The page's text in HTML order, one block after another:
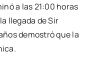
a las 21:00 horas
llegada de Sir
demostró que la